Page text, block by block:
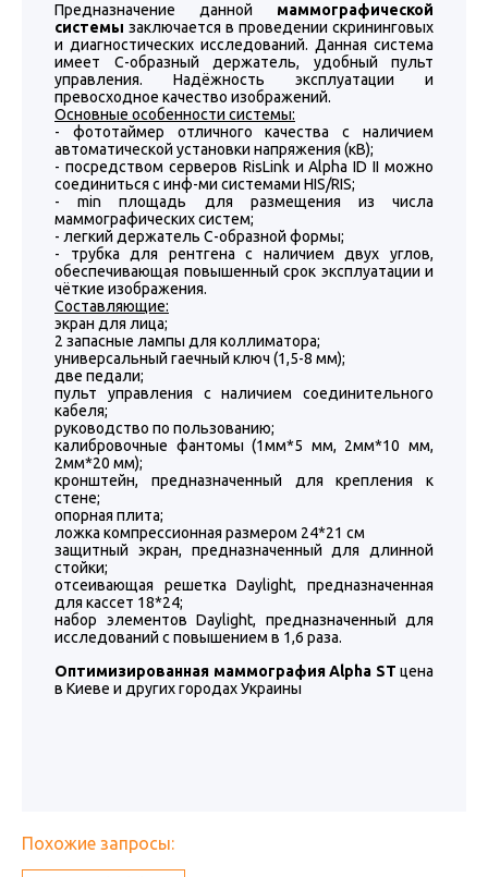
Предназначение данной маммографической
системы заключается в проведении скрининговых
и диагностических исследований. Данная система
имеет С-образный держатель, удобный пульт
управления. Надёжность эксплуатации и
превосходное качество изображений.
Основные особенности системы:
- фототаймер отличного качества с наличием
автоматической установки напряжения (кВ);
- посредством серверов RisLink и Alpha ID II можно
соединиться с инф-ми системами HIS/RIS;
- min площадь для размещения из числа
маммографических систем;
- легкий держатель С-образной формы;
- трубка для рентгена с наличием двух углов,
обеспечивающая повышенный срок эксплуатации и
чёткие изображения.
Составляющие:
экран для лица;
2 запасные лампы для коллиматора;
универсальный гаечный ключ (1,5-8 мм);
две педали;
пульт управления с наличием соединительного
кабеля;
руководство по пользованию;
калибровочные фантомы (1мм*5 мм, 2мм*10 мм,
2мм*20 мм);
кронштейн, предназначенный для крепления к
стене;
опорная плита;
ложка компрессионная размером 24*21 см
защитный экран, предназначенный для длинной
стойки;
отсеивающая решетка Daylight, предназначенная
для кассет 18*24;
набор элементов Daylight, предназначенный для
исследований с повышением в 1,6 раза.
Оптимизированная маммография Alpha ST цена
в Киеве и других городах Украины
Похожие запросы: